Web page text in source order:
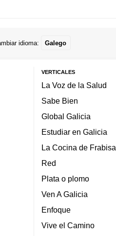
idioma: Galego
VERTICALES
La Voz de la Salud
Sabe Bien
Global Galicia
Estudiar en Galicia
La Cocina de Frabisa
Red
Plata o plomo
Ven A Galicia
Enfoque
Vive el Camino